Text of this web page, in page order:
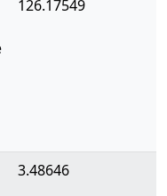
126.17549
3.48646